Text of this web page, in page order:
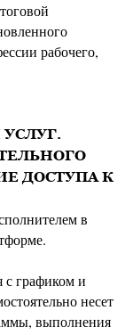
рабочего,
ДОСТУПА К
в
с графиком и
несет
выполнения